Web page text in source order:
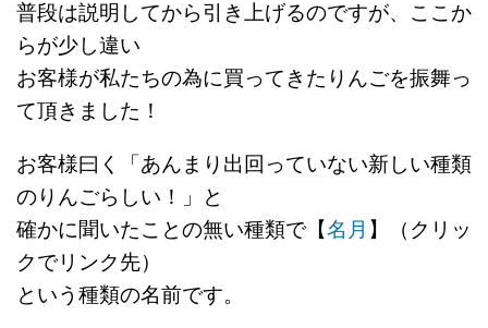
普段は説明してから引き上げるのですが、ここか
らが少し違い
お客様が私たちの為に買ってきたりんごを振舞っ
て頂きました！
お客様曰く「あんまり出回っていない新しい種類
のりんごらしい！」と
確かに聞いたことの無い種類で【名月 】（クリッ
クでリンク先）
という種類の名前です。